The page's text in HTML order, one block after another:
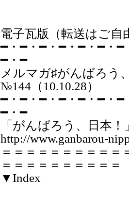
電子瓦版（転送はご自
━・━・━・━・━・━・
━・━
メルマガ♯が
№144（10.10.28）
━・━・━・━・━・━・
━・━
「がんばろう、日本
http://www.ganbarou-
＝＝＝＝＝＝＝＝＝＝
＝＝＝＝＝＝＝＝＝＝
▼Index